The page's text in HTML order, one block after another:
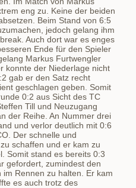
eng zu. Keine der beiden
Beim Stand von 6:5
jedoch gelang ihm
Auch dort war es enges
Ende für den Spieler
Markus Furtwengler
konnte der Niederlage nicht
gab er den Satz recht
geschlagen geben. Somit
0:2 aus Sicht des TC
Till und Neuzugang
der Reihe. An Nummer drei
und verlor deutlich mit 0:6
Der schnelle und
schaffen und er kam zu
Somit stand es bereits 0:3
gefordert, zumindest den
Rennen zu halten. Er kam
es auch trotz des